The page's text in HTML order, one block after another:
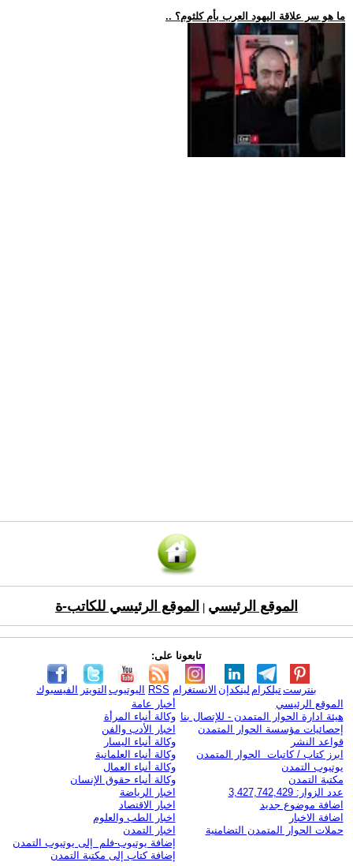
.. ما هو سر علاقة اليهود العرب بأم كلثوم؟
الموقع الرئيسي الموقع الرئيسي للكاتب-ة
تابعونا على:
الفيسبوك التويتر اليوتيوب RSS الانستغرام لينكدإن تيلكرامبنترست
الموقع الرئيسي
هيئة ادارة الحوار المتمدن - للإتصال بنا
إحصائيات مؤسسة الحوار المتمدن
قواعد النشر
ابرز كتاب / كاتبات الحوار المتمدن
يوتيوب التمدن
مكتبة التمدن
عدد الزوار: 3,427,742,429
اضافة موضوع جديد
اضافة الاخبار
حملات الحوار المتمدن التضامنية
أخبار عامة
وكالة أنباء المرأة
اخبار الأدب والفن
وكالة أنباء اليسار
وكالة أنباء العلمانية
وكالة أنباء العمال
وكالة أنباء حقوق الإنسان
اخبار الرياضة
اخبار الاقتصاد
اخبار الطب والعلوم
اخبار التمدن
إضافة يوتيوب-فلم إلى يوتيوب التمدن
إضافة كتاب إلى مكتبة التمدن